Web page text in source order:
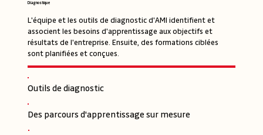
Diagnostique
L'équipe et les outils de diagnostic d'AMI identifient et
associent les besoins d'apprentissage aux objectifs et
résultats de l'entreprise. Ensuite, des formations ciblées
sont planifiées et conçues.
Outils de diagnostic
Des parcours d'apprentissage sur mesure